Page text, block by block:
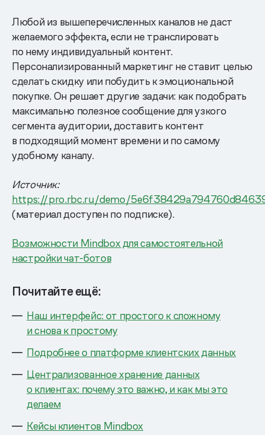
Любой из вышеперечисленных каналов не даст
желаемого эффекта, если не транслировать
по нему индивидуальный контент.
Персонализированный маркетинг не ставит целью
сделать скидку или побудить к эмоциональной
покупке. Он решает другие задачи: как подобрать
максимально полезное сообщение для узкого
сегмента аудитории, доставить контент
в подходящий момент времени и по самому
удобному каналу.
Источник:
https://pro.rbc.ru/demo/
(материал доступен по подписке).
Возможности Mindbox для самостоятельной
настройки чат-ботов
Почитайте ещё:
Наш интерфейс: от простого к сложному
и снова к простому
Подробнее о платформе клиентских данных
Централизованное хранение данных
о клиентах: почему это важно, и как мы это
делаем
Кейсы клиентов Mindbox